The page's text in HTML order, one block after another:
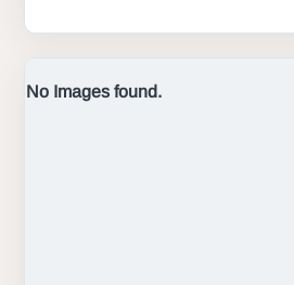
No Images found.